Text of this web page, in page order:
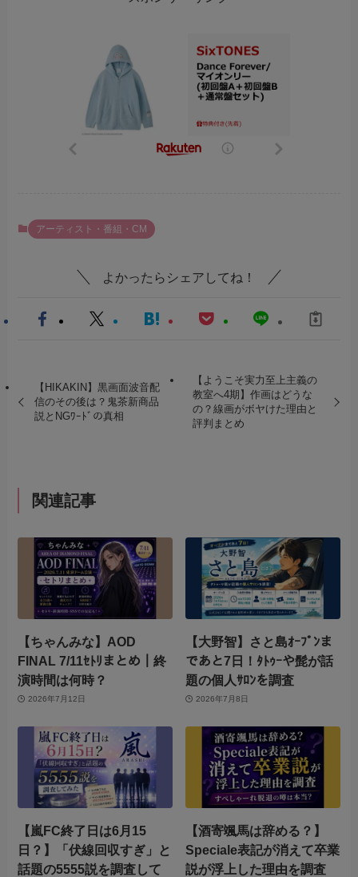
アーティスト・番組・CM
よかったらシェアしてね！
【HIKAKIN】黒画面波音配
信のその後は？鬼茶新商品
説とNGﾜｰﾄﾞの真相
【ようこそ実力至上主義の
教室へ4期】作画はどうな
の？線画がボヤけた理由と
評判まとめ
関連記事
【ちゃんみな】AOD
FINAL 7/11ｾﾄﾘまとめ｜終
演時間は何時？
2026年7月12日
【大野智】さと島ｵｰﾌﾟﾝま
であと7日！ﾀﾄｩｰや髭が話
題の個人ｻﾛﾝを調査
2026年7月8日
【嵐FC終了日は6月15
日？】「伏線回収すぎ」と
話題の5555説を調査して
【酒寄颯馬は辞める？】
Speciale表記が消えて卒業
説が浮上した理由を調査